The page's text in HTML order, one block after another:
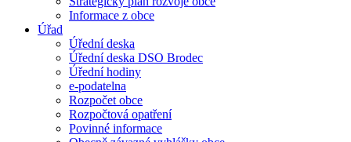
Informace z obce
Úřad
Úřední deska
Úřední deska DSO Brodec
Úřední hodiny
e-podatelna
Rozpočet obce
Rozpočtová opatření
Povinné informace